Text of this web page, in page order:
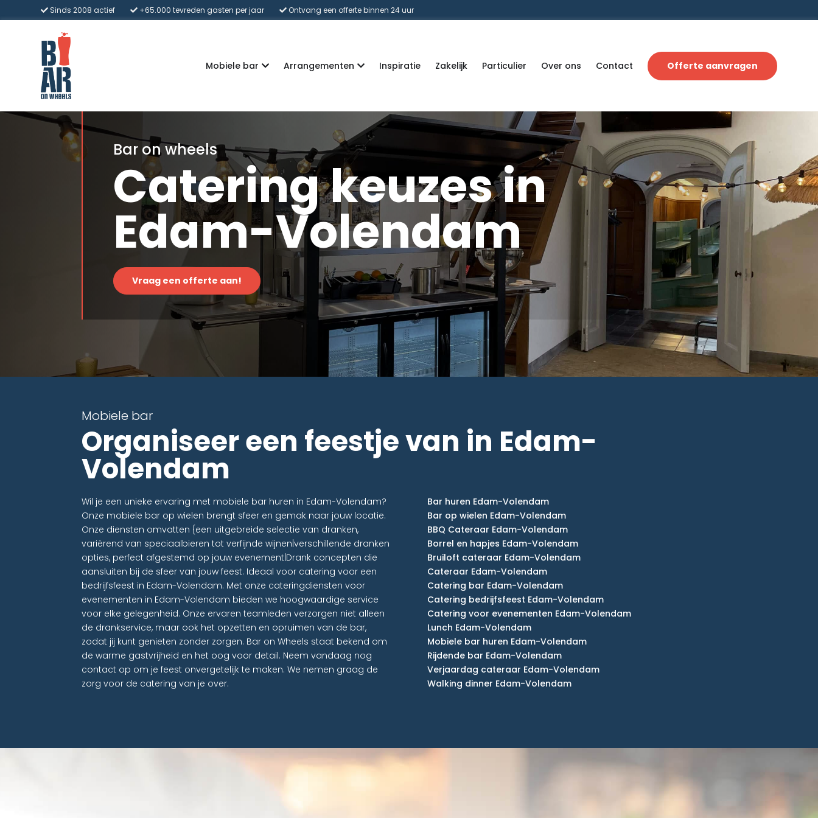
Sinds 2008 actief +65.000 tevreden gasten per jaar Ontvang een offerte binnen 24 uur
Mobiele bar Arrangementen Inspiratie Zakelijk Particulier Over ons Contact Offerte aanvragen
Bar on wheels
Catering keuzes in
Edam-Volendam
Vraag een offerte aan!
Mobiele bar
Organiseer een feestje van in Edam-
Volendam
Wil je een unieke ervaring met mobiele bar huren in Edam-Volendam?
Onze mobiele bar op wielen brengt sfeer en gemak naar jouw locatie.
Onze diensten omvatten {een uitgebreide selectie van dranken,
variërend van speciaalbieren tot verfijnde wijnen|verschillende dranken
opties, perfect afgestemd op jouw evenement|Drank concepten die
aansluiten bij de sfeer van jouw feest. Ideaal voor catering voor een
bedrijfsfeest in Edam-Volendam. Met onze cateringdiensten voor
evenementen in Edam-Volendam bieden we hoogwaardige service
voor elke gelegenheid. Onze ervaren teamleden verzorgen niet alleen
de drankservice, maar ook het opzetten en opruimen van de bar,
zodat jij kunt genieten zonder zorgen. Bar on Wheels staat bekend om
de warme gastvrijheid en het oog voor detail. Neem vandaag nog
contact op om je feest onvergetelijk te maken. We nemen graag de
zorg voor de catering van je over.
Bar huren Edam-Volendam
Bar op wielen Edam-Volendam
BBQ Cateraar Edam-Volendam
Borrel en hapjes Edam-Volendam
Bruiloft cateraar Edam-Volendam
Cateraar Edam-Volendam
Catering bar Edam-Volendam
Catering bedrijfsfeest Edam-Volendam
Catering voor evenementen Edam-Volendam
Lunch Edam-Volendam
Mobiele bar huren Edam-Volendam
Rijdende bar Edam-Volendam
Verjaardag cateraar Edam-Volendam
Walking dinner Edam-Volendam